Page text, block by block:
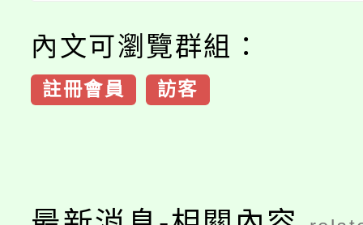
內文可瀏覽群組：
註冊會員 訪客